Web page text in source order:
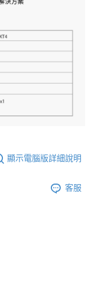
顯示電腦版詳細說明
客服